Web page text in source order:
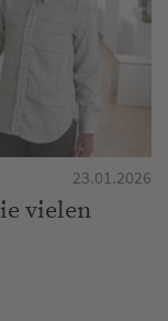
23.01.2026
vielen